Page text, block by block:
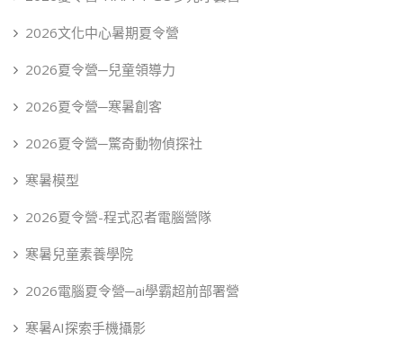
2026文化中心暑期夏令營
2026夏令營─兒童領導力
2026夏令營─寒暑創客
2026夏令營─驚奇動物偵探社
寒暑模型
2026夏令營-程式忍者電腦營隊
寒暑兒童素養學院
2026電腦夏令營─ai學霸超前部署營
寒暑AI探索手機攝影